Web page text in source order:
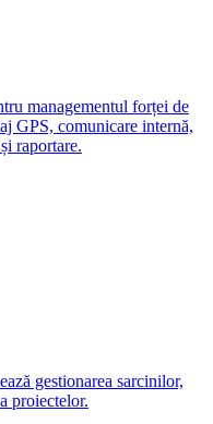
managementul forței de
GPS, comunicare internă,
raportare.
gestionarea sarcinilor,
proiectelor.